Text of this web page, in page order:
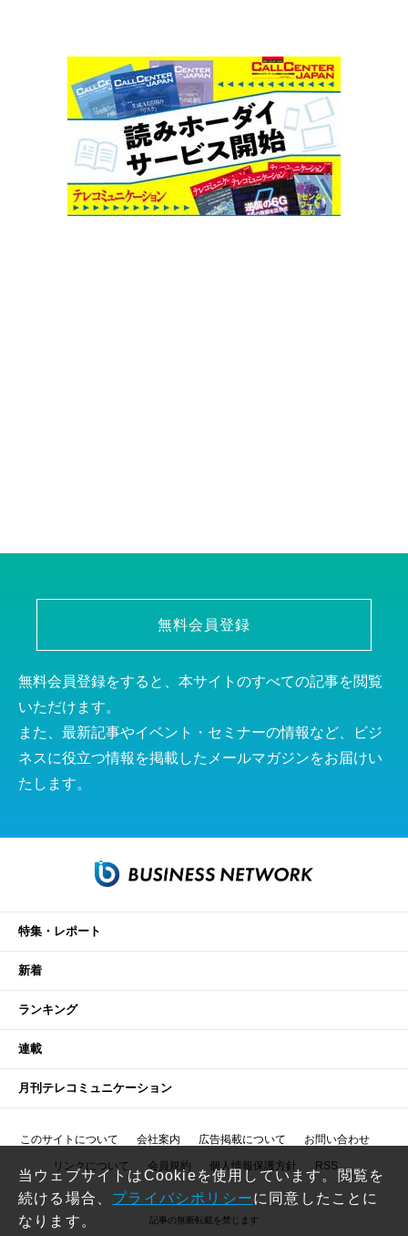
無料会員登録
無料会員登録をすると、本サイトのすべての記事を閲覧
いただけます。
また、最新記事やイベント・セミナーの情報など、ビジ
ネスに役立つ情報を掲載したメールマガジンをお届けい
たします。
特集・レポート
新着
ランキング
連載
月刊テレコミュニケーション
このサイトについて 会社案内 広告掲載について お問い合わせ
リンクについて 会員規約 個人情報保護方針 RSS
記事の無断転載を禁じます
当ウェブサイトはCookieを使用しています。閲覧を
続ける場合、 プライバシポリシーに同意したことに
なります。